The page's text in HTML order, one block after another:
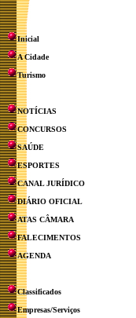
Inicial
A Cidade
Turismo
NOTÍCIAS
CONCURSOS
SAÚDE
ESPORTES
CANAL JURÍDICO
DIÁRIO OFICIAL
ATAS CÂMARA
FALECIMENTOS
AGENDA
Classificados
Empresas/Serviços